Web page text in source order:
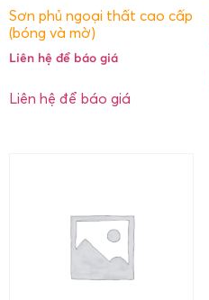
Sơn phủ ngoại thất cao cấp
(bóng và mờ)
Liên hệ để báo giá
Liên hệ để báo giá